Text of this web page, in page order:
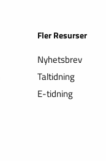
Fler Resurser
Nyhetsbrev
Taltidning
E-tidning